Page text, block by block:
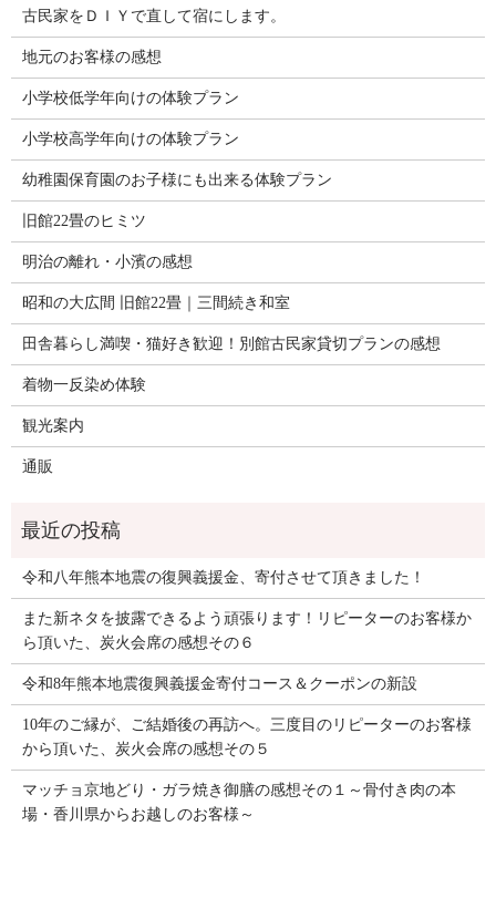
古民家をＤＩＹで直して宿にします。
地元のお客様の感想
小学校低学年向けの体験プラン
小学校高学年向けの体験プラン
幼稚園保育園のお子様にも出来る体験プラン
旧館22畳のヒミツ
明治の離れ・小濱の感想
昭和の大広間 旧館22畳｜三間続き和室
田舎暮らし満喫・猫好き歓迎！別館古民家貸切プランの感想
着物一反染め体験
観光案内
通販
令和八年熊本地震の復興義援金、寄付させて頂きました！
また新ネタを披露できるよう頑張ります！リピーターのお客様か
ら頂いた、炭火会席の感想その６
令和8年熊本地震復興義援金寄付コース＆クーポンの新設
10年のご縁が、ご結婚後の再訪へ。三度目のリピーターのお客様
から頂いた、炭火会席の感想その５
マッチョ京地どり・ガラ焼き御膳の感想その１～骨付き肉の本
場・香川県からお越しのお客様～